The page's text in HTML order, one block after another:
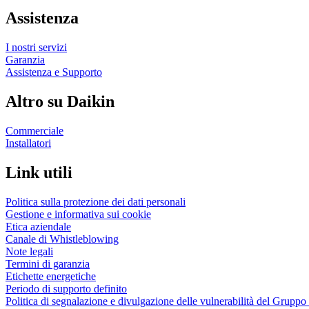
Assistenza
I nostri servizi
Garanzia
Assistenza e Supporto
Altro su Daikin
Commerciale
Installatori
Link utili
Politica sulla protezione dei dati personali
Gestione e informativa sui cookie
Etica aziendale
Canale di Whistleblowing
Note legali
Termini di garanzia
Etichette energetiche
Periodo di supporto definito
Politica di segnalazione e divulgazione delle vulnerabilità del